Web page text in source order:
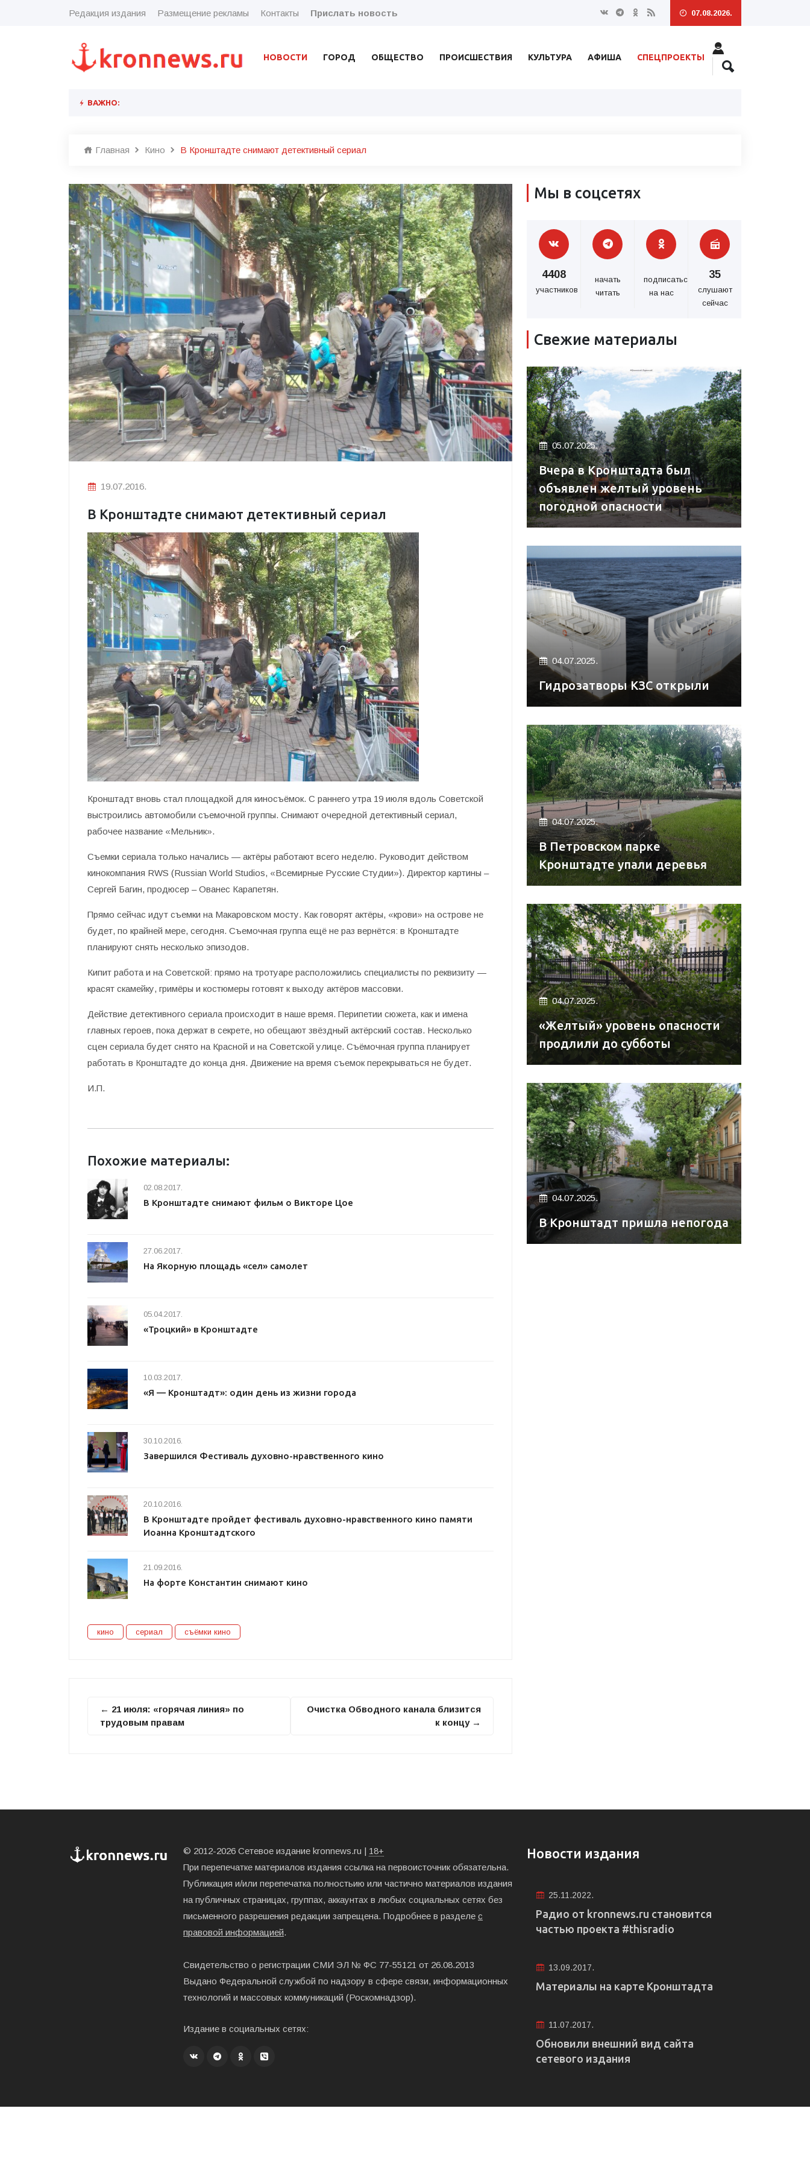
Редакция издания Размещение рекламы Контакты Прислать новость 07.08.2026.
НОВОСТИ ГОРОД ОБЩЕСТВО ПРОИСШЕСТВИЯ КУЛЬТУРА АФИША СПЕЦПРОЕКТЫ
ВАЖНО:
Главная Кино В Кронштадте снимают детективный сериал
19.07.2016.
В Кронштадте снимают детективный сериал
Кронштадт вновь стал площадкой для киносъёмок. С раннего утра 19 июля вдоль Советской
выстроились автомобили съемочной группы. Снимают очередной детективный сериал,
рабочее название «Мельник».
Съемки сериала только начались — актёры работают всего неделю. Руководит действом
кинокомпания RWS (Russian World Studios, «Всемирные Русские Студии»). Директор картины –
Сергей Багин, продюсер – Ованес Карапетян.
Прямо сейчас идут съемки на Макаровском мосту. Как говорят актёры, «крови» на острове не
будет, по крайней мере, сегодня. Съемочная группа ещё не раз вернётся: в Кронштадте
планируют снять несколько эпизодов.
Кипит работа и на Советской: прямо на тротуаре расположились специалисты по реквизиту —
красят скамейку, гримёры и костюмеры готовят к выходу актёров массовки.
Действие детективного сериала происходит в наше время. Перипетии сюжета, как и имена
главных героев, пока держат в секрете, но обещают звёздный актёрский состав. Несколько
сцен сериала будет снято на Красной и на Советской улице. Съёмочная группа планирует
работать в Кронштадте до конца дня. Движение на время съемок перекрываться не будет.
И.П.
Похожие материалы:
02.08.2017.
В Кронштадте снимают фильм о Викторе Цое
27.06.2017.
На Якорную площадь «сел» самолет
05.04.2017.
«Троцкий» в Кронштадте
10.03.2017.
«Я — Кронштадт»: один день из жизни города
30.10.2016.
Завершился Фестиваль духовно-нравственного кино
20.10.2016.
В Кронштадте пройдет фестиваль духовно-нравственного кино памяти
Иоанна Кронштадтского
21.09.2016.
На форте Константин снимают кино
кино сериал съёмки кино
← 21 июля: «горячая линия» по
трудовым правам
Очистка Обводного канала близится
к концу →
Мы в соцсетях
4408
участников
начать
читать
подписаться
на нас
35
слушают
сейчас
Свежие материалы
05.07.2025.
Вчера в Кронштадта был
объявлен желтый уровень
погодной опасности
04.07.2025.
Гидрозатворы КЗС открыли
04.07.2025.
В Петровском парке
Кронштадте упали деревья
04.07.2025.
«Желтый» уровень опасности
продлили до субботы
04.07.2025.
В Кронштадт пришла непогода
© 2012-2026 Сетевое издание kronnews.ru | 18+
При перепечатке материалов издания ссылка на первоисточник обязательна.
Публикация и/или перепечатка полностьию или частично материалов издания
на публичных страницах, группах, аккаунтах в любых социальных сетях без
письменного разрешения редакции запрещена. Подробнее в разделе с
правовой информацией.
Свидетельство о регистрации СМИ ЭЛ № ФС 77-55121 от 26.08.2013
Выдано Федеральной службой по надзору в сфере связи, информационных
технологий и массовых коммуникаций (Роскомнадзор).
Издание в социальных сетях:
Новости издания
25.11.2022.
Радио от kronnews.ru становится
частью проекта #thisradio
13.09.2017.
Материалы на карте Кронштадта
11.07.2017.
Обновили внешний вид сайта
сетевого издания